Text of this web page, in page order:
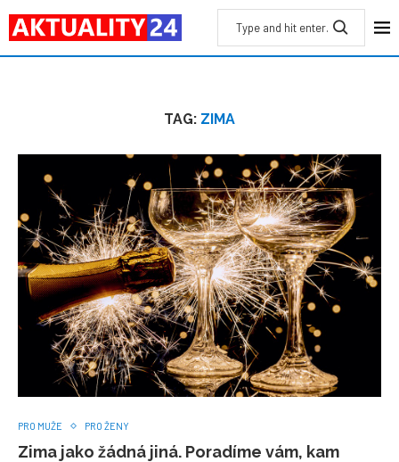
TAG: ZIMA
PRO MUŽE PRO ŽENY
Zima jako žádná jiná. Poradíme vám, kam